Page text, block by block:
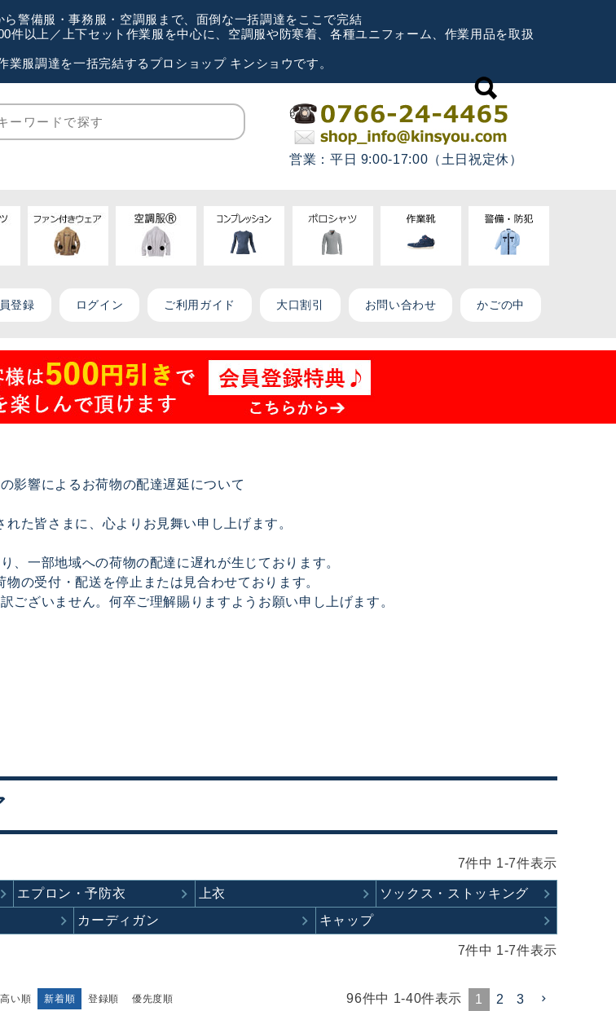
警備服・事務服・空調服まで、面倒な一括調達をここで完結
以上／上下セット作業服を中心に、空調服や防寒着、各種ユニフォーム、作業用品を取扱
業服調達を一括完結するプロショップ キンショウです。
営業：平日 9:00-17:00（土日祝定休）
登録 ログイン ご利用ガイド 大口割引 お問い合わせ かごの中
の影響によるお荷物の配達遅延について
た皆さまに、心よりお見舞い申し上げます。
、一部地域への荷物の配達に遅れが生じております。
の受付・配送を停止または見合わせております。
ございません。何卒ご理解賜りますようお願い申し上げます。
7件中 1-7件表示
エプロン・予防衣 上衣
ソックス・ストッキング
カーディガン キャップ
7件中 1-7件表示
い順 新着順 登録順 優先度順 96件中 1-40件表示 1 2 3